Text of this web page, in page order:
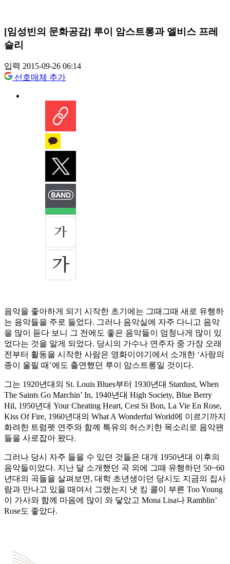
[임성빈의 문화공감] 루이 암스트롱과 엘비스 프레
슬리
입력 2015-09-26 06:14
선호매체 추가
음악을 좋아하게 되기 시작한 초기에는 그때그때 새로 유행하
는 음악들을 주로 들었다. 그러나 음악실에 자주 다니고 음악
을 많이 듣다 보니 그 전에도 좋은 음악들이 엄청나게 많이 있
었다는 것을 알게 되었다. 당시의 가수나 연주자 중 가장 오래
전부터 활동을 시작한 사람은 영화이야기에서 소개한 ‘사랑의
종이 울릴 때’에도 출연했던 루이 암스트롱일 것이다.
그는 1920년대의 St. Louis Blues부터 1930년대 Stardust, When
The Saints Go Marchin’ In, 1940년대 High Society, Blue Berry
Hil, 1950년대 Your Cheating Heart, Cest Si Bon, La Vie En Rose,
Kiss Of Fire, 1960년대의 What A Wonderful World에 이르기까지
화려한 트럼펫 연주와 함께 특유의 허스키한 목소리로 음악팬
들을 사로잡아 왔다.
그러나 당시 자주 들을 수 있던 것들은 대개 1950년대 이후의
음악들이었다. 지난 달 소개했던 곡 외에 그때 유행하던 50~60
년대의 곡들을 살펴보면, 대학 초년생이던 당시도 지금의 집사
람과 만나고 있을 때여서 그랬는지 냇 킹 콜이 부른 Too Young
이 가사와 함께 마음에 많이 와 닿았고 Mona Lisa나 Ramblin’
Rose도 좋았다.